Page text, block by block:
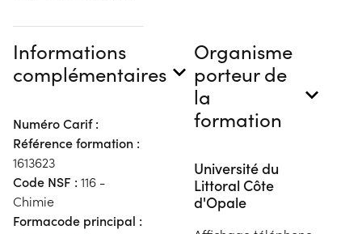
Informations
complémentaires
Numéro Carif :
Référence formation :
1613623
Code NSF : 116 -
Chimie
Formacode principal :
Organisme
porteur de
la
formation
Université du
Littoral Côte
d'Opale